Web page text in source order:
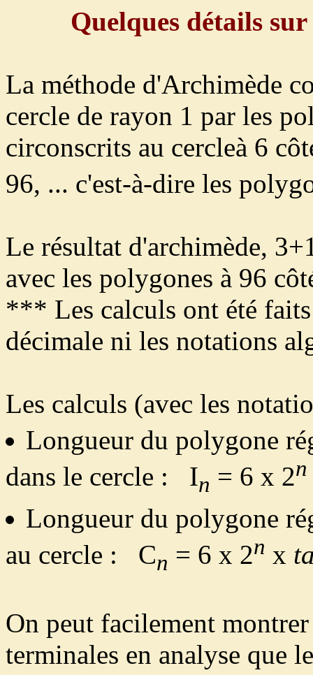
Quelques détails
La méthode d'Archimède
cercle de rayon 1 par les
circonscrits au cercleà 6
96, ... c'est-à-dire les
Le résultat d'archimède,
avec les polygones à 96
*** Les calculs ont été
décimale ni les notations
Les calculs (avec les
Longueur du polygone
dans le cercle : In = 6 x 2n
Longueur du polygone
au cercle : Cn = 6 x 2n x
On peut facilement montrer
terminales en analyse que